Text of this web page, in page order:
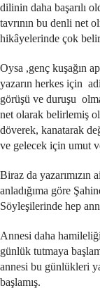
dilinin daha başarılı
tavrının bu denli net
hikâyelerinde çok
Oysa ,genç kuşağın
yazarın herkes için
görüşü ve duruşu
net olarak belirlemiş
döverek, kanatarak
ve gelecek için umut
Biraz da yazarımızın
anladığıma göre
Söyleşilerinde hep
Annesi daha hamileliği
günlük tutmaya
annesi bu günlükleri
başlamış.